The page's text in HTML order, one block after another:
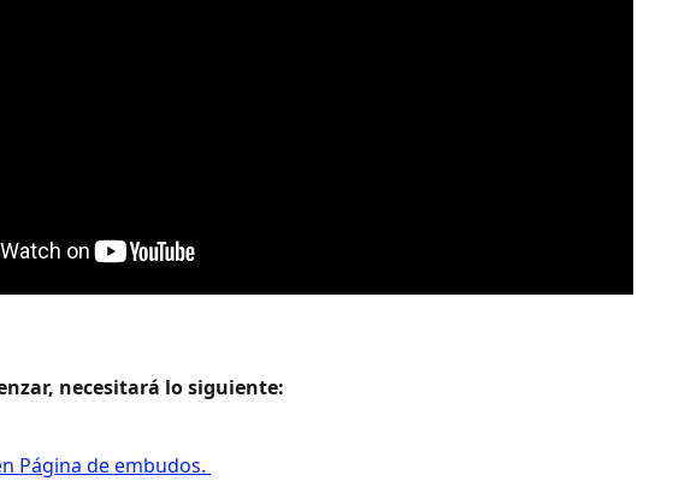
necesitará lo siguiente:
Página de embudos.